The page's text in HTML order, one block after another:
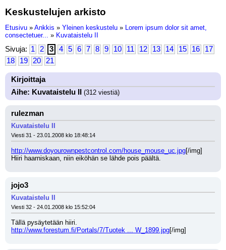
Keskustelujen arkisto
Etusivu » Ankkis » Yleinen keskustelu » Lorem ipsum dolor sit amet,
consectetuer... » Kuvataistelu II
Sivuja: 1 2 3 4 5 6 7 8 9 10 11 12 13 14 15 16
17
18
19 20 21
Kirjoittaja
Aihe: Kuvataistelu II
(312 viestiä)
rulezman
Kuvataistelu II
Viesti 31 - 23.01.2008 klo 18:48:14
http://www.doyourownpestcontrol.com/house_mouse_uc.jpg[/img]
Hiiri haarniskaan, niin eiköhän se lähde pois päältä.
jojo3
Kuvataistelu II
Viesti 32 - 24.01.2008 klo 15:52:04
Tällä pysäytetään hiiri.
http://www.forestum.fi/Portals/7/Tuotek ... W_1899.jpg[/img]